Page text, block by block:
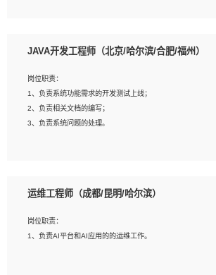
岗位要求：
2、精通linux命令。
3、熟悉oracle、mysql 数据库。
4、善于沟通，具有良好的团队合作精神和协作能力。
5、必须有实际的生产环境系统维护经验。
JAVA开发工程师（北京/哈尔滨/合肥/福州）
岗位职责：
1、负责系统功能需求的开发测试上线；
2、负责相关文档的编写；
3、负责系统问题的处理。
2、熟悉linux命令；
4、熟练使用oracle、mysql进行开发；
5、熟悉流程开发如使用activiti；
运维工程师（成都/昆明/哈尔滨）
岗位职责：
1、负责AI平台和AI应用的的运维工作。